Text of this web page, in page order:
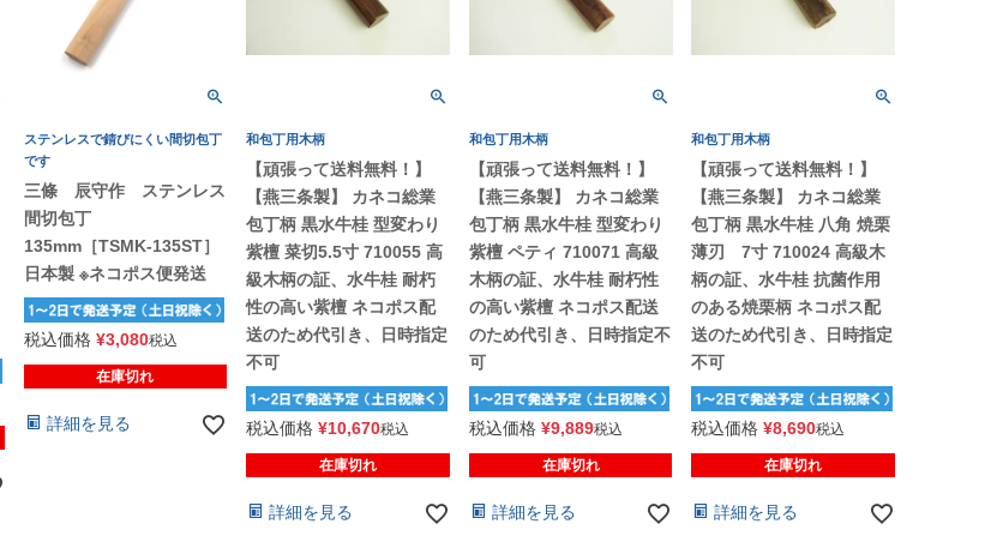
ステンレスで錆びにくい間切包丁
です
三條 辰守作 ステンレス
間切包丁
135mm［TSMK-135ST］
日本製 ※ネコポス便発送
税込価格 ¥3,080税込
在庫切れ
詳細を見る
和包丁用木柄
【頑張って送料無料！】
【燕三条製】 カネコ総業
包丁柄 黒水牛桂 型変わり
紫檀 菜切5.5寸 710055 高
級木柄の証、水牛桂 耐朽
性の高い紫檀 ネコポス配
送のため代引き、日時指定
不可
税込価格 ¥10,670税込
在庫切れ
詳細を見る
和包丁用木柄
【頑張って送料無料！】
【燕三条製】 カネコ総業
包丁柄 黒水牛桂 型変わり
紫檀 ペティ 710071 高級
木柄の証、水牛桂 耐朽性
の高い紫檀 ネコポス配送
のため代引き、日時指定不
可
税込価格 ¥9,889税込
在庫切れ
詳細を見る
和包丁用木柄
【頑張って送料無料！】
【燕三条製】 カネコ総業
包丁柄 黒水牛桂 八角 焼栗
薄刃 7寸 710024 高級木
柄の証、水牛桂 抗菌作用
のある焼栗柄 ネコポス配
送のため代引き、日時指定
不可
税込価格 ¥8,690税込
在庫切れ
詳細を見る